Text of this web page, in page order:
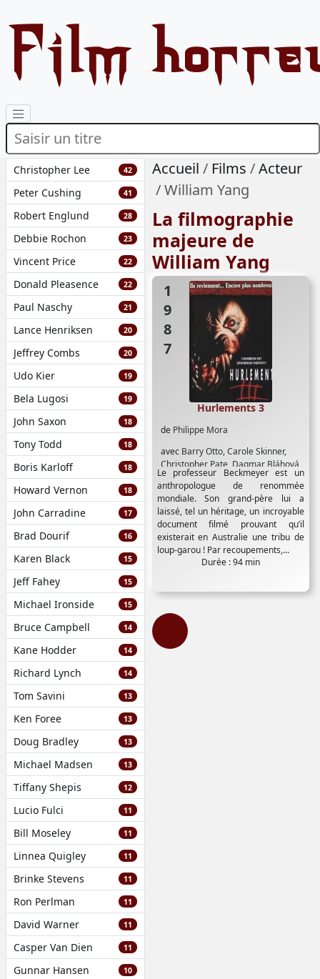
Film
Christopher Lee 42
Peter Cushing 41
Robert Englund 28
Debbie Rochon 23
Vincent Price 22
Donald Pleasence 22
Paul Naschy 21
Lance Henriksen 20
Jeffrey Combs 20
Udo Kier 19
Bela Lugosi 19
John Saxon 18
Tony Todd 18
Boris Karloff 18
Howard Vernon 18
John Carradine 17
Brad Dourif 16
Karen Black 15
Jeff Fahey 15
Michael Ironside 15
Bruce Campbell 14
Kane Hodder 14
Richard Lynch 14
Tom Savini 13
Ken Foree 13
Doug Bradley 13
Michael Madsen 13
Tiffany Shepis 12
Lucio Fulci 11
Bill Moseley 11
Linnea Quigley 11
Brinke Stevens 11
Ron Perlman 11
David Warner 11
Casper Van Dien 11
Gunnar Hansen 10
Accueil Films
Acteur
William Yang
La filmographie
majeure de
William Yang
1987
de Philippe Mora
avec Barry Otto,Carole Skinner,
Christopher Pate, Dagmar Bláhová
Deby Wightman ,Frank Thring,
Glenda Linscott
Imogen Annesley,
Jenny Vuletic,Jerome Patillo, Leigh
Biolos ,Max Fairchild,Michael Pate,
Ralph Cotterill,William Yang
Hurlements 3
Le professeur Beckmeyer est un
anthropologue de renommée
mondiale. Son grand-père lui a
laissé, tel un héritage, un incroyable
document filmé prouvant qu’il
existerait en Australie une tribu de
loup-garou ! Par recoupements,...
Durée : 94 min